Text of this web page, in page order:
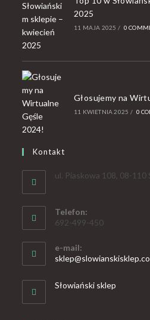
2025
11 MAJA 2025 / 0
Głosujemy na
11 KWIETNIA 2025 / 0
Kontakt
ul. Piaskowa 108, 08-110
Telefon:
692-499-450
e-mail:
Słowiański sklep